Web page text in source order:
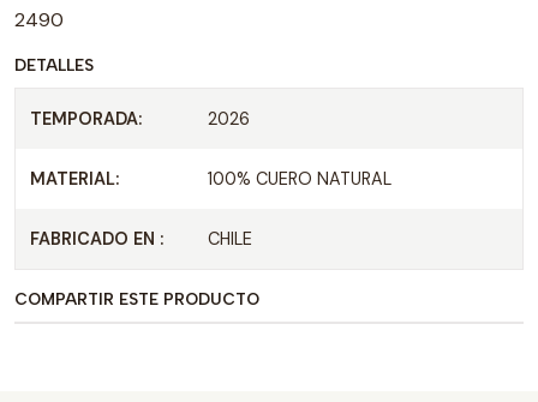
2490
DETALLES
TEMPORADA: 2026
MATERIAL: 100% CUERO NATURAL
FABRICADO EN : CHILE
COMPARTIR ESTE PRODUCTO